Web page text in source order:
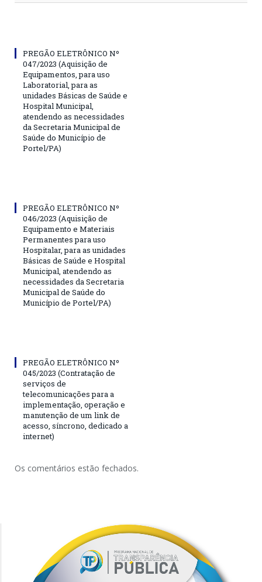
PREGÃO ELETRÔNICO Nº
047/2023 (Aquisição de
Equipamentos, para uso
Laboratorial, para as
unidades Básicas de Saúde e
Hospital Municipal,
atendendo as necessidades
da Secretaria Municipal de
Saúde do Município de
Portel/PA)
PREGÃO ELETRÔNICO Nº
046/2023 (Aquisição de
Equipamento e Materiais
Permanentes para uso
Hospitalar, para as unidades
Básicas de Saúde e Hospital
Municipal, atendendo as
necessidades da Secretaria
Municipal de Saúde do
Município de Portel/PA)
PREGÃO ELETRÔNICO Nº
045/2023 (Contratação de
serviços de
telecomunicações para a
implementação, operação e
manutenção de um link de
acesso, síncrono, dedicado a
internet)
Os comentários estão fechados.